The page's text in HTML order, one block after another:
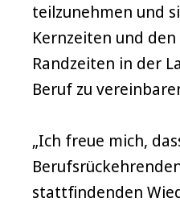
teilzunehmen und
Kernzeiten und
Randzeiten in der
Beruf zu
„Ich freue mich,
stattfindenden